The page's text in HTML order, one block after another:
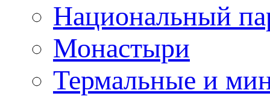
Национальный
Монастыри
Термальные и